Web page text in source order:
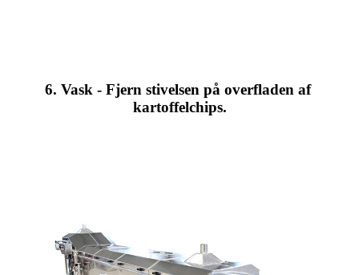
6. Vask - Fjern stivelsen på overfladen af ​​
kartoffelchips.